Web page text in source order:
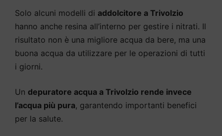
Solo alcuni modelli di addolcitore a Trivolzio
hanno anche resina all’interno per gestire i nitrati. Il
risultato non è una migliore acqua da bere, ma una
buona acqua da utilizzare per le operazioni di tutti
i giorni.
Un depuratore acqua a Trivolzio rende invece
l’acqua più pura, garantendo importanti benefici
per la salute.